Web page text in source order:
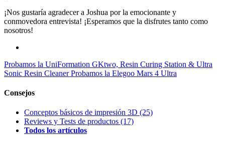
¡Nos gustaría agradecer a Joshua por la emocionante y
conmovedora entrevista! ¡Esperamos que la disfrutes tanto como
nosotros!
Probamos la UniFormation GKtwo, Resin Curing Station & Ultra
Sonic Resin Cleaner Probamos la Elegoo Mars 4 Ultra
Consejos
Conceptos básicos de impresión 3D (25)
Reviews y Tests de productos (17)
Todos los artículos